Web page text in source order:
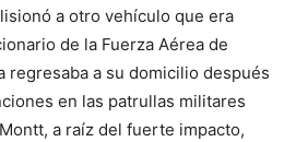
a otro vehículo que era
de la Fuerza Aérea de
regresaba a su domicilio después
en las patrullas militares
a raíz del fuerte impacto,